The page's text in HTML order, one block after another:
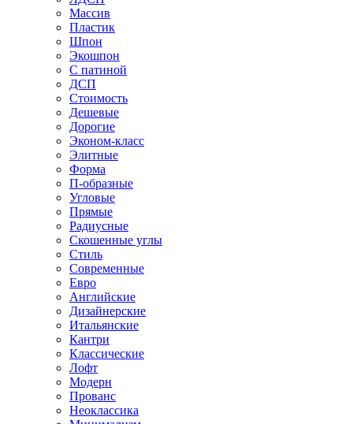
Массив
Пластик
Шпон
Экошпон
С патиной
ДСП
Стоимость
Дешевые
Дорогие
Эконом-класс
Элитные
Форма
П-образные
Угловые
Прямые
Радиусные
Скошенные углы
Стиль
Современные
Евро
Английские
Дизайнерские
Итальянские
Кантри
Классические
Лофт
Модерн
Прованс
Неоклассика